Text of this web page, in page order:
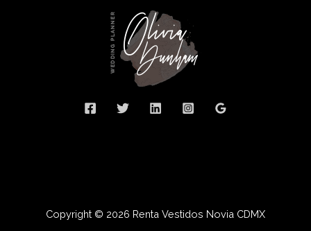
Copyright © 2026 Renta Vestidos Novia CDMX